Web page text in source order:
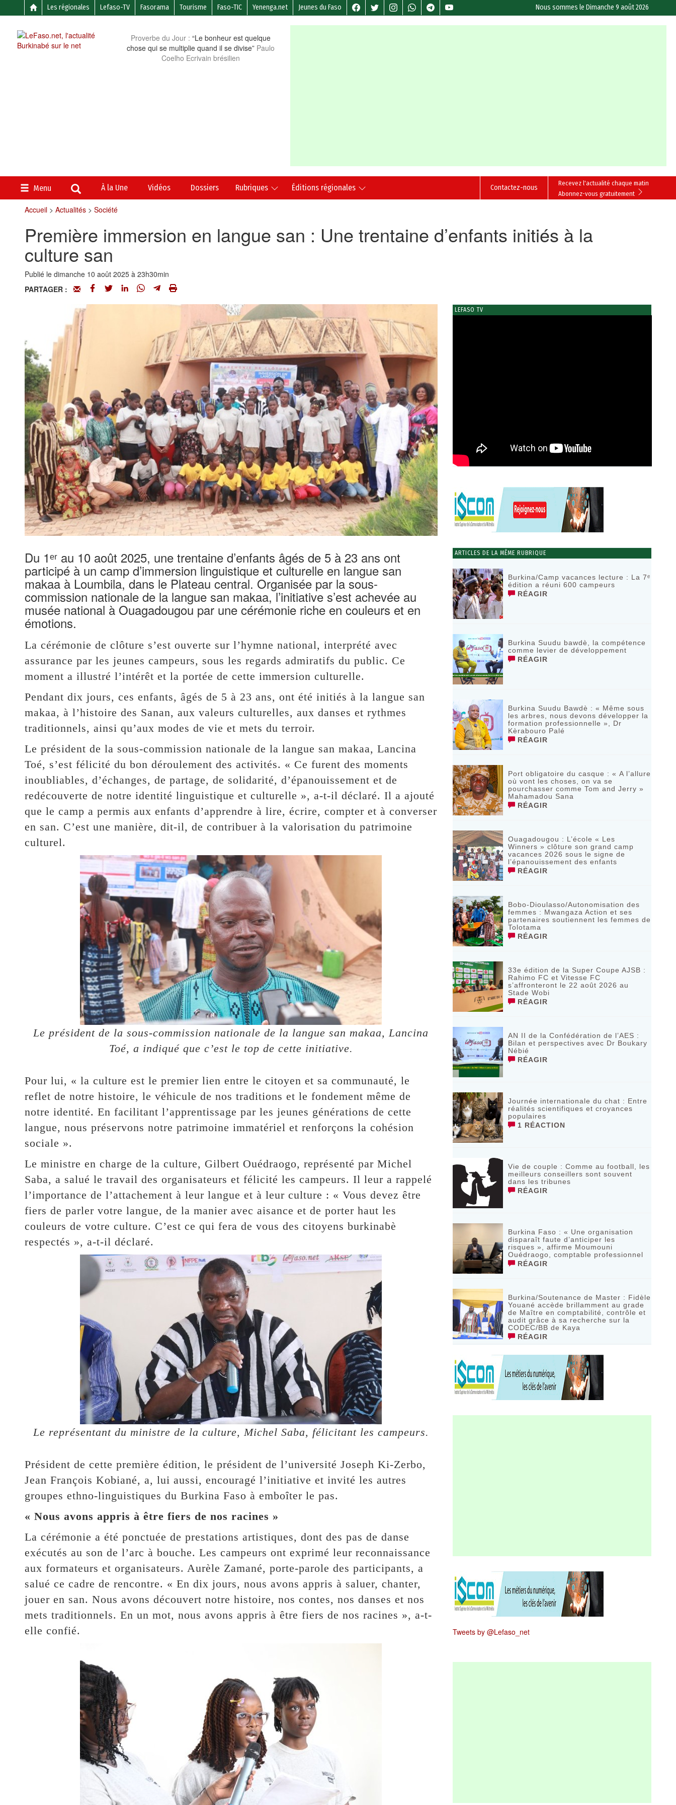
Les régionales Lefaso-TV Fasorama Tourisme Faso-TIC Yenenga.net Jeunes du Faso Nous sommes leDimanche 9 août 2026
Proverbe du Jour : “Le bonheur est quelque
chose qui se multiplie quand il se divise” Paulo
Coelho Ecrivain brésilien
Menu À la Une Vidéos Dossiers Rubriques Éditions régionales
Recevez l'actualité chaque matin
Abonnez-vous gratuitement
Contactez-nous
Accueil> Actualités> Société
Première immersion en langue san : Une trentaine d’enfants initiés à la
culture san
Publié le dimanche 10 août 2025 à 23h30min
PARTAGER :
Du 1ᵉʳ au 10 août 2025, une trentaine d’enfants âgés de 5 à 23 ans ont
participé à un camp d’immersion linguistique et culturelle en langue san
makaa à Loumbila, dans le Plateau central. Organisée par la sous-
commission nationale de la langue san makaa, l’initiative s’est achevée au
musée national à Ouagadougou par une cérémonie riche en couleurs et en
émotions.
La cérémonie de clôture s’est ouverte sur l’hymne national, interprété avec
assurance par les jeunes campeurs, sous les regards admiratifs du public. Ce
moment a illustré l’intérêt et la portée de cette immersion culturelle.
Pendant dix jours, ces enfants, âgés de 5 à 23 ans, ont été initiés à la langue san
makaa, à l’histoire des Sanan, aux valeurs culturelles, aux danses et rythmes
traditionnels, ainsi qu’aux modes de vie et mets du terroir.
Le président de la sous-commission nationale de la langue san makaa, Lancina
Toé, s’est félicité du bon déroulement des activités. « Ce furent des moments
inoubliables, d’échanges, de partage, de solidarité, d’épanouissement et de
redécouverte de notre identité linguistique et culturelle », a-t-il déclaré. Il a ajouté
que le camp a permis aux enfants d’apprendre à lire, écrire, compter et à converser
en san. C’est une manière, dit-il, de contribuer à la valorisation du patrimoine
culturel.
Le président de la sous-commission nationale de la langue san makaa, Lancina
Toé, a indiqué que c’est le top de cette initiative.
Pour lui, « la culture est le premier lien entre le citoyen et sa communauté, le
reflet de notre histoire, le véhicule de nos traditions et le fondement même de
notre identité. En facilitant l’apprentissage par les jeunes générations de cette
langue, nous préservons notre patrimoine immatériel et renforçons la cohésion
sociale ».
Le ministre en charge de la culture, Gilbert Ouédraogo, représenté par Michel
Saba, a salué le travail des organisateurs et félicité les campeurs. Il leur a rappelé
l’importance de l’attachement à leur langue et à leur culture : « Vous devez être
fiers de parler votre langue, de la manier avec aisance et de porter haut les
couleurs de votre culture. C’est ce qui fera de vous des citoyens burkinabè
respectés », a-t-il déclaré.
Le représentant du ministre de la culture, Michel Saba, félicitant les campeurs.
Président de cette première édition, le président de l’université Joseph Ki-Zerbo,
Jean François Kobiané, a, lui aussi, encouragé l’initiative et invité les autres
groupes ethno-linguistiques du Burkina Faso à emboîter le pas.
« Nous avons appris à être fiers de nos racines »
La cérémonie a été ponctuée de prestations artistiques, dont des pas de danse
exécutés au son de l’arc à bouche. Les campeurs ont exprimé leur reconnaissance
aux formateurs et organisateurs. Aurèle Zamané, porte-parole des participants, a
salué ce cadre de rencontre. « En dix jours, nous avons appris à saluer, chanter,
jouer en san. Nous avons découvert notre histoire, nos contes, nos danses et nos
mets traditionnels. En un mot, nous avons appris à être fiers de nos racines », a-t-
elle confié.
LEFASO TV
ARTICLES DE LA MÊME RUBRIQUE
Burkina/Camp vacances lecture : La 7ᵉ
édition a réuni 600 campeurs
RÉAGIR
Burkina Suudu bawdè, la compétence
comme levier de développement
RÉAGIR
Burkina Suudu Bawdè : « Même sous
les arbres, nous devons développer la
formation professionnelle », Dr
Kèrabouro Palé
RÉAGIR
Port obligatoire du casque : « A l’allure
où vont les choses, on va se
pourchasser comme Tom and Jerry »
Mahamadou Sana
RÉAGIR
Ouagadougou : L’école « Les
Winners » clôture son grand camp
vacances 2026 sous le signe de
l’épanouissement des enfants
RÉAGIR
Bobo-Dioulasso/Autonomisation des
femmes : Mwangaza Action et ses
partenaires soutiennent les femmes de
Tolotama
RÉAGIR
33e édition de la Super Coupe AJSB :
Rahimo FC et Vitesse FC
s’affronteront le 22 août 2026 au
Stade Wobi
RÉAGIR
AN II de la Confédération de l’AES :
Bilan et perspectives avec Dr Boukary
Nébié
RÉAGIR
Journée internationale du chat : Entre
réalités scientifiques et croyances
populaires
1 RÉACTION
Vie de couple : Comme au football, les
meilleurs conseillers sont souvent
dans les tribunes
RÉAGIR
Burkina Faso : « Une organisation
disparaît faute d’anticiper les
risques », affirme Moumouni
Ouédraogo, comptable professionnel
RÉAGIR
Burkina/Soutenance de Master : Fidèle
Youané accède brillamment au grade
de Maître en comptabilité, contrôle et
audit grâce à sa recherche sur la
CODEC/BB de Kaya
RÉAGIR
Tweets by @Lefaso_net